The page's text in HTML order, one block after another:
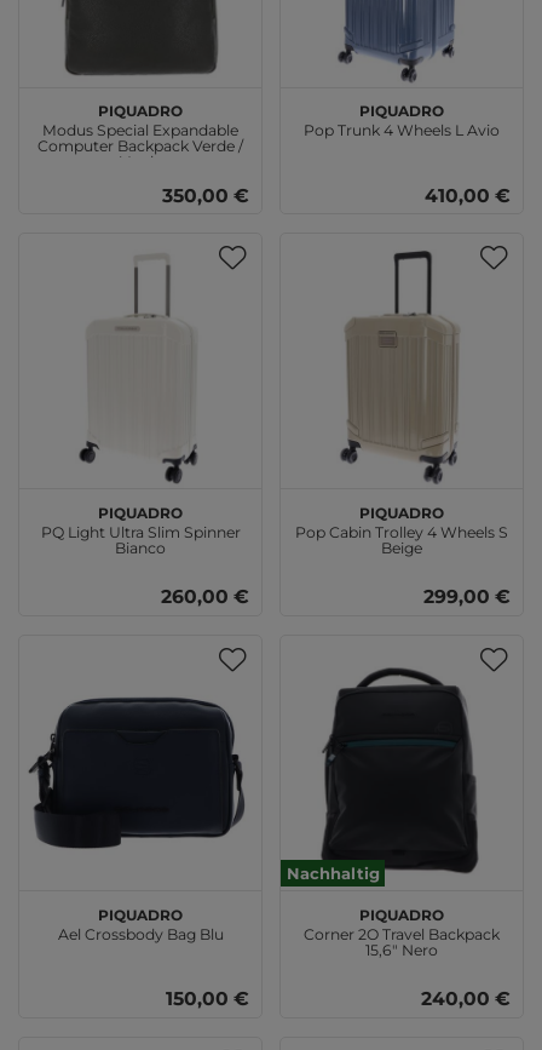
PIQUADRO
Modus Special Expandable
Computer Backpack Verde /
Verde
350,00 €
PIQUADRO
Pop Trunk 4 Wheels L Avio
410,00 €
PIQUADRO
PQ Light Ultra Slim Spinner
Bianco
260,00 €
PIQUADRO
Pop Cabin Trolley 4 Wheels S
Beige
299,00 €
PIQUADRO
Ael Crossbody Bag Blu
150,00 €
Nachhaltig
PIQUADRO
Corner 2O Travel Backpack
15,6" Nero
240,00 €